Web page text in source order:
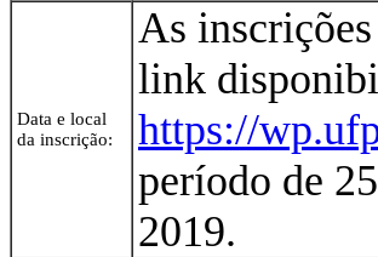
Data e local
da inscrição:
As
link
https://
período de
2019.